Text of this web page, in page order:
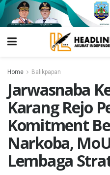
Home Balikpapan
Jarwasnaba
Karang Rejo
Komitment
Narkoba,
Lembaga